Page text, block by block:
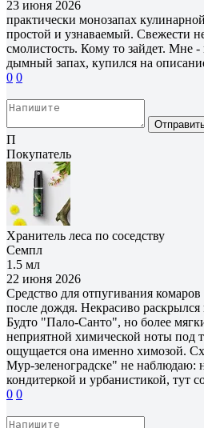
23 июня 2026
практически монозапах
простой и узнаваемый. Свежести
смолистость. Кому то зайдет. Мне -
дымный запах, купился на
0 0
П
Покупатель
Хранитель леса по соседству
Семпл
1.5 мл
22 июня 2026
Средство для отпугивания
после дождя. Некрасиво
Будто "Пало-Санто", но более
неприятной химической ноты под
ощущается она именно химозой.
Мур-зеленоградске" не наблюдаю:
кондитеркой и урбанистикой, тут
0 0